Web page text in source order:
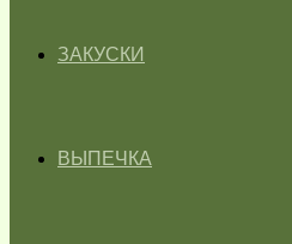
ЗАКУСКИ
ВЫПЕЧКА